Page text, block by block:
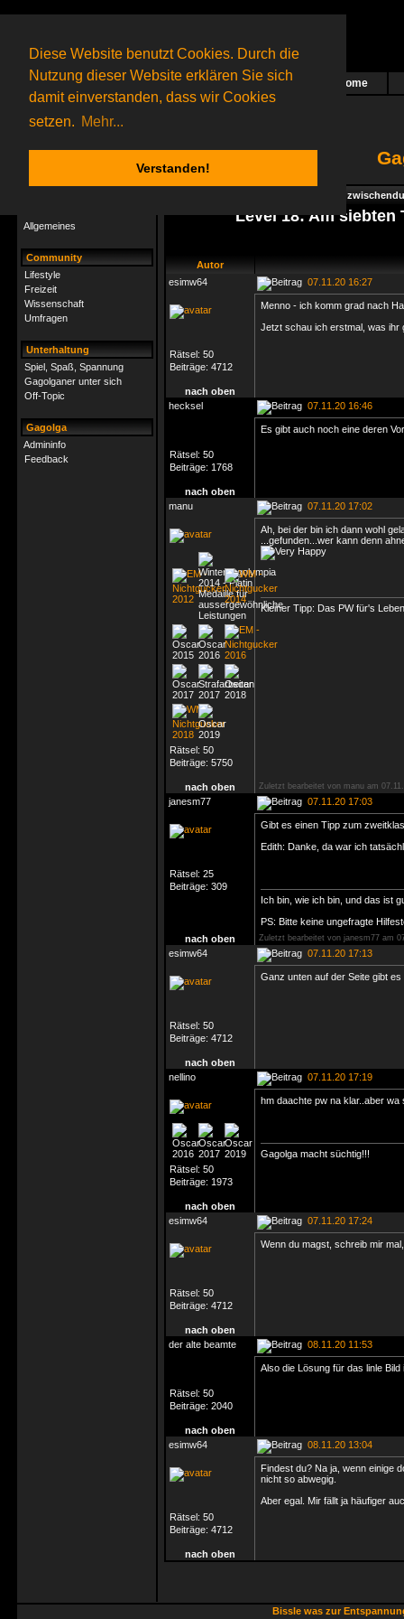
Diese Website benutzt Cookies. Durch die
Nutzung dieser Website erklären Sie sich
damit einverstanden, dass wir Cookies
setzen. Mehr...
Verstanden!
Das nächste Rätsel ist in Arbeit Home
54 Gagolganeronline(0 registrierte und 54 Gäste)
Gagolganer:
9732Rätsel online:
Allgemeines
Community
Lifestyle
Freizeit
Wissenschaft
Umfragen
Unterhaltung
Spiel, Spaß, Spannung
Gagolganer unter sich
Off-Topic
Gagolga
Admininfo
Feedback
Specials - Für
Level 18: Am
Autor
esimw64
07.11.20 16:27
Rätsel: 50
Beiträge: 4712
Menno - ich komm grad nach
Jetzt schau ich erstmal, was ihr
nach oben
hecksel
07.11.20 16:46
Rätsel: 50
Beiträge: 1768
Es gibt auch noch eine deren
nach oben
manu
07.11.20 17:02
Rätsel: 50
Beiträge: 5750
Ah, bei der bin ich dann wohl
...gefunden...wer kann denn
Kleiner Tipp: Das PW für's
nach oben Zuletzt bearbeitet von manu am
janesm77 07.11.20 17:03
Rätsel: 25
Beiträge: 309
Gibt es einen Tipp zum
Edith: Danke, da war ich
Ich bin, wie ich bin, und das ist
PS: Bitte keine ungefragte
nach oben
Zuletzt bearbeitet von janesm77 am
esimw64 07.11.20 17:13
Rätsel: 50
Beiträge: 4712
Ganz unten auf der Seite gibt
nach oben
nellino
07.11.20 17:19
Rätsel: 50
Beiträge: 1973
hm daachte pw na klar..aber
Gagolga macht süchtig!!!
nach oben
esimw64
07.11.20 17:24
Rätsel: 50
Beiträge: 4712
Wenn du magst, schreib mir
nach oben
der alte beamte
08.11.20 11:53
Rätsel: 50
Beiträge: 2040
Also die Lösung für das linle
nach oben
esimw64
08.11.20 13:04
Rätsel: 50
Beiträge: 4712
Findest du? Na ja, wenn einige
nicht so abwegig.
Aber egal. Mir fällt ja häufiger
nach oben
Bissle was zur